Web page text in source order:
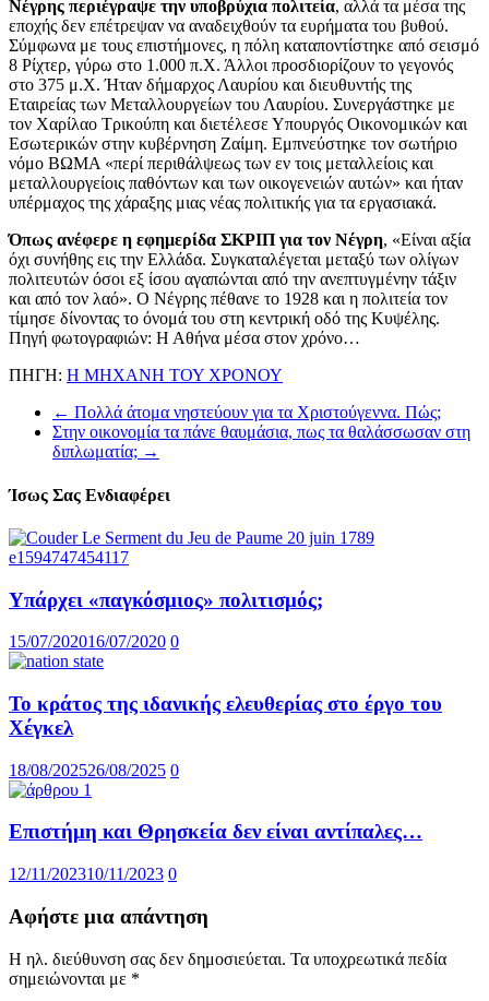
Νέγρης περιέγραψε την υποβρύχια πολιτεία, αλλά τα μέσα της
εποχής δεν επέτρεψαν να αναδειχθούν τα ευρήματα του βυθού.
Σύμφωνα με τους επιστήμονες, η πόλη καταποντίστηκε από σεισμό
8 Ρίχτερ, γύρω στο 1.000 π.Χ. Άλλοι προσδιορίζουν το γεγονός
στο 375 μ.Χ. Ήταν δήμαρχος Λαυρίου και διευθυντής της
Εταιρείας των Μεταλλουργείων του Λαυρίου. Συνεργάστηκε με
τον Χαρίλαο Τρικούπη και διετέλεσε Υπουργός Οικονομικών και
Εσωτερικών στην κυβέρνηση Ζαίμη. Εμπνεύστηκε τον σωτήριο
νόμο ΒΩΜΑ «περί περιθάλψεως των εν τοις μεταλλείοις και
μεταλλουργείοις παθόντων και των οικογενειών αυτών» και ήταν
υπέρμαχος της χάραξης μιας νέας πολιτικής για τα εργασιακά.
Όπως ανέφερε η εφημερίδα ΣΚΡΙΠ για τον Νέγρη, «Είναι αξία
όχι συνήθης εις την Ελλάδα. Συγκαταλέγεται μεταξύ των ολίγων
πολιτευτών όσοι εξ ίσου αγαπώνται από την ανεπτυγμένην τάξιν
και από τον λαό». Ο Νέγρης πέθανε το 1928 και η πολιτεία τον
τίμησε δίνοντας το όνομά του στη κεντρική οδό της Κυψέλης.
Πηγή φωτογραφιών: Η Αθήνα μέσα στον χρόνο…
ΠΗΓΗ: Η ΜΗΧΑΝΗ ΤΟΥ ΧΡΟΝΟΥ
← Πολλά άτομα νηστεύουν για τα Χριστούγεννα. Πώς;
Στην οικονομία τα πάνε θαυμάσια, πως τα θαλάσσωσαν στη
διπλωματία; →
Ίσως Σας Ενδιαφέρει
Υπάρχει «παγκόσμιος» πολιτισμός;
15/07/202016/07/2020 0
Το κράτος της ιδανικής ελευθερίας στο έργο του
Χέγκελ
18/08/202526/08/2025 0
Επιστήμη και Θρησκεία δεν είναι αντίπαλες…
12/11/202310/11/2023 0
Αφήστε μια απάντηση
Η ηλ. διεύθυνση σας δεν δημοσιεύεται. Τα υποχρεωτικά πεδία
σημειώνονται με *